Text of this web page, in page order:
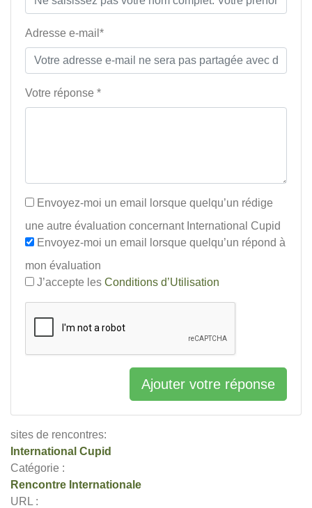
sites de rencontres:
International Cupid
Catégorie :
Rencontre Internationale
URL :
Adresse e-mail*
Votre réponse *
Envoyez-moi un email lorsque quelqu’un rédige
une autre évaluation concernant International Cupid
Envoyez-moi un email lorsque quelqu’un répond à
mon évaluation
J’accepte les Conditions d’Utilisation
Ajouter votre réponse